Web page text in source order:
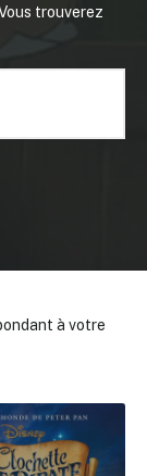
trouverez
à votre